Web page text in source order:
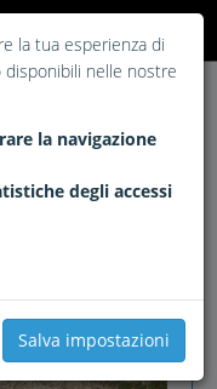
la tua esperienza di
disponibili nelle nostre
la navigazione
degli accessi
Salva impostazioni